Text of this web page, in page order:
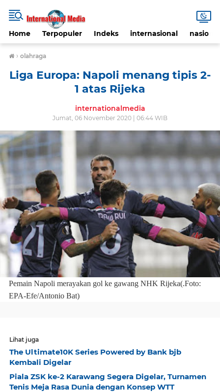
Home Terpopuler Indeks internasional nasional
› olahraga
Liga Europa: Napoli menang tipis 2-
1 atas Rijeka
internationalmedia
Jumat, 06 November 2020 | 06:44 WIB
Pemain Napoli merayakan gol ke gawang NHK Rijeka(.Foto:
EPA-Efe/Antonio Bat)
Lihat juga
The Ultimate10K Series Powered by Bank bjb
Kembali Digelar
Piala ZSK ke-2 Karawang Segera Digelar, Turnamen
Tenis Meja Rasa Dunia dengan Konsep WTT